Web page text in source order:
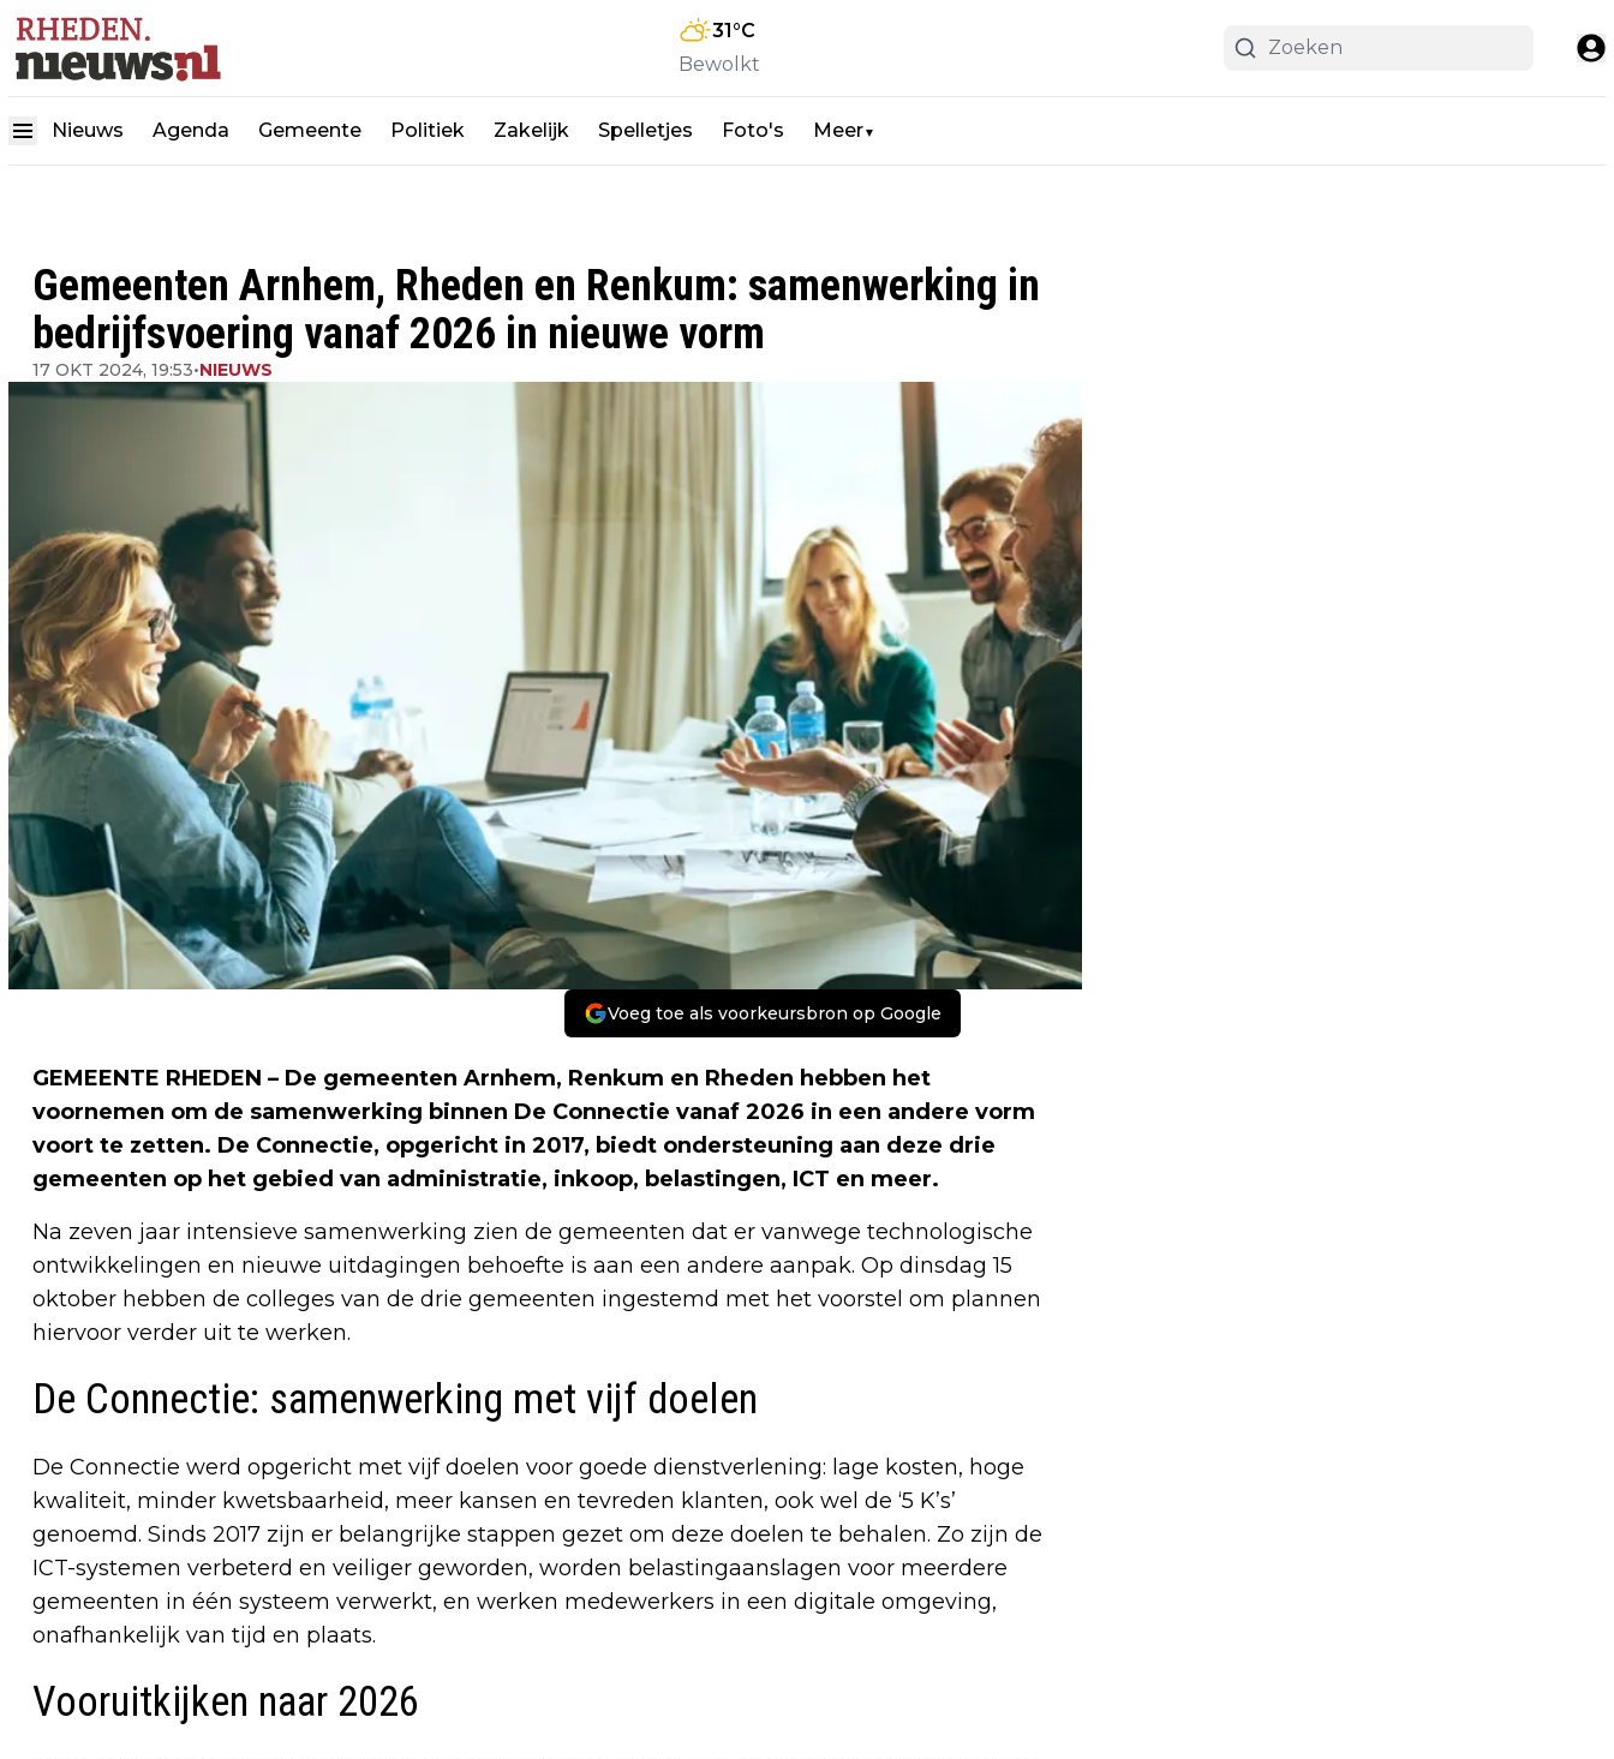
31°C
Bewolkt
Nieuws Agenda Gemeente Politiek Zakelijk Spelletjes Foto's Meer▼
Gemeenten Arnhem, Rheden en Renkum: samenwerking in
bedrijfsvoering vanaf 2026 in nieuwe vorm
17 OKT 2024, 19:53•NIEUWS
Voeg toe als voorkeursbron op Google
GEMEENTE RHEDEN – De gemeenten Arnhem, Renkum en Rheden hebben het
voornemen om de samenwerking binnen De Connectie vanaf 2026 in een andere vorm
voort te zetten. De Connectie, opgericht in 2017, biedt ondersteuning aan deze drie
gemeenten op het gebied van administratie, inkoop, belastingen, ICT en meer.
Na zeven jaar intensieve samenwerking zien de gemeenten dat er vanwege technologische
ontwikkelingen en nieuwe uitdagingen behoefte is aan een andere aanpak. Op dinsdag 15
oktober hebben de colleges van de drie gemeenten ingestemd met het voorstel om plannen
hiervoor verder uit te werken.
De Connectie: samenwerking met vijf doelen
De Connectie werd opgericht met vijf doelen voor goede dienstverlening: lage kosten, hoge
kwaliteit, minder kwetsbaarheid, meer kansen en tevreden klanten, ook wel de ‘5 K’s’
genoemd. Sinds 2017 zijn er belangrijke stappen gezet om deze doelen te behalen. Zo zijn de
ICT-systemen verbeterd en veiliger geworden, worden belastingaanslagen voor meerdere
gemeenten in één systeem verwerkt, en werken medewerkers in een digitale omgeving,
onafhankelijk van tijd en plaats.
Vooruitkijken naar 2026